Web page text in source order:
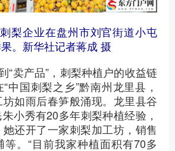
梨企业在盘州市刘官街道小屯
。新华社记者蒋成 摄
卖产品”，刺梨种植户的收益链
中国刺梨之乡”黔南州龙里县，
如雨后春笋般涌现。龙里县谷
小秀有20多年刺梨种植经验，
还开了一家刺梨加工坊，销售
。“目前我家种植面积有70多